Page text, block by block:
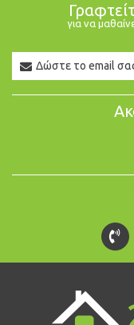
για να
Newsletter
Email